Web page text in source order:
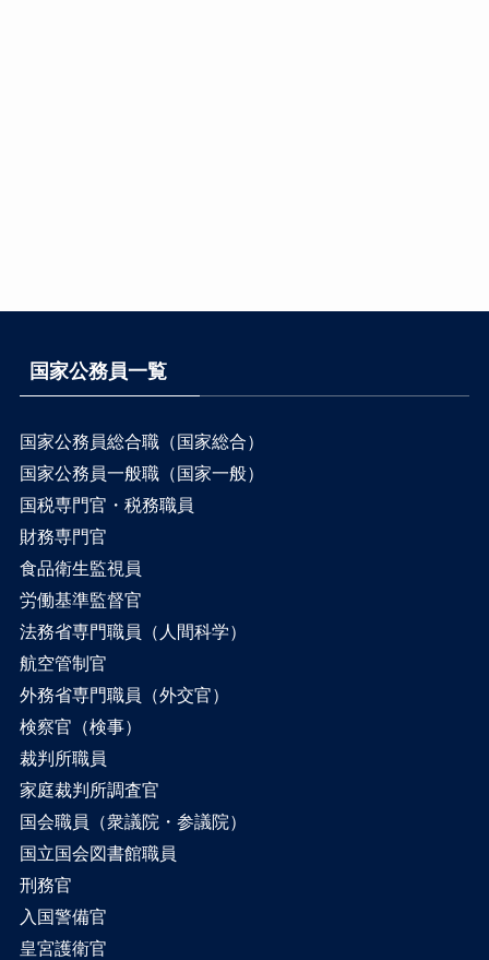
国家公務員一覧
国家公務員総合職（国家総合）
国家公務員一般職（国家一般）
国税専門官・税務職員
財務専門官
食品衛生監視員
労働基準監督官
法務省専門職員（人間科学）
航空管制官
外務省専門職員（外交官）
検察官（検事）
裁判所職員
家庭裁判所調査官
国会職員（衆議院・参議院）
国立国会図書館職員
刑務官
入国警備官
皇宮護衛官